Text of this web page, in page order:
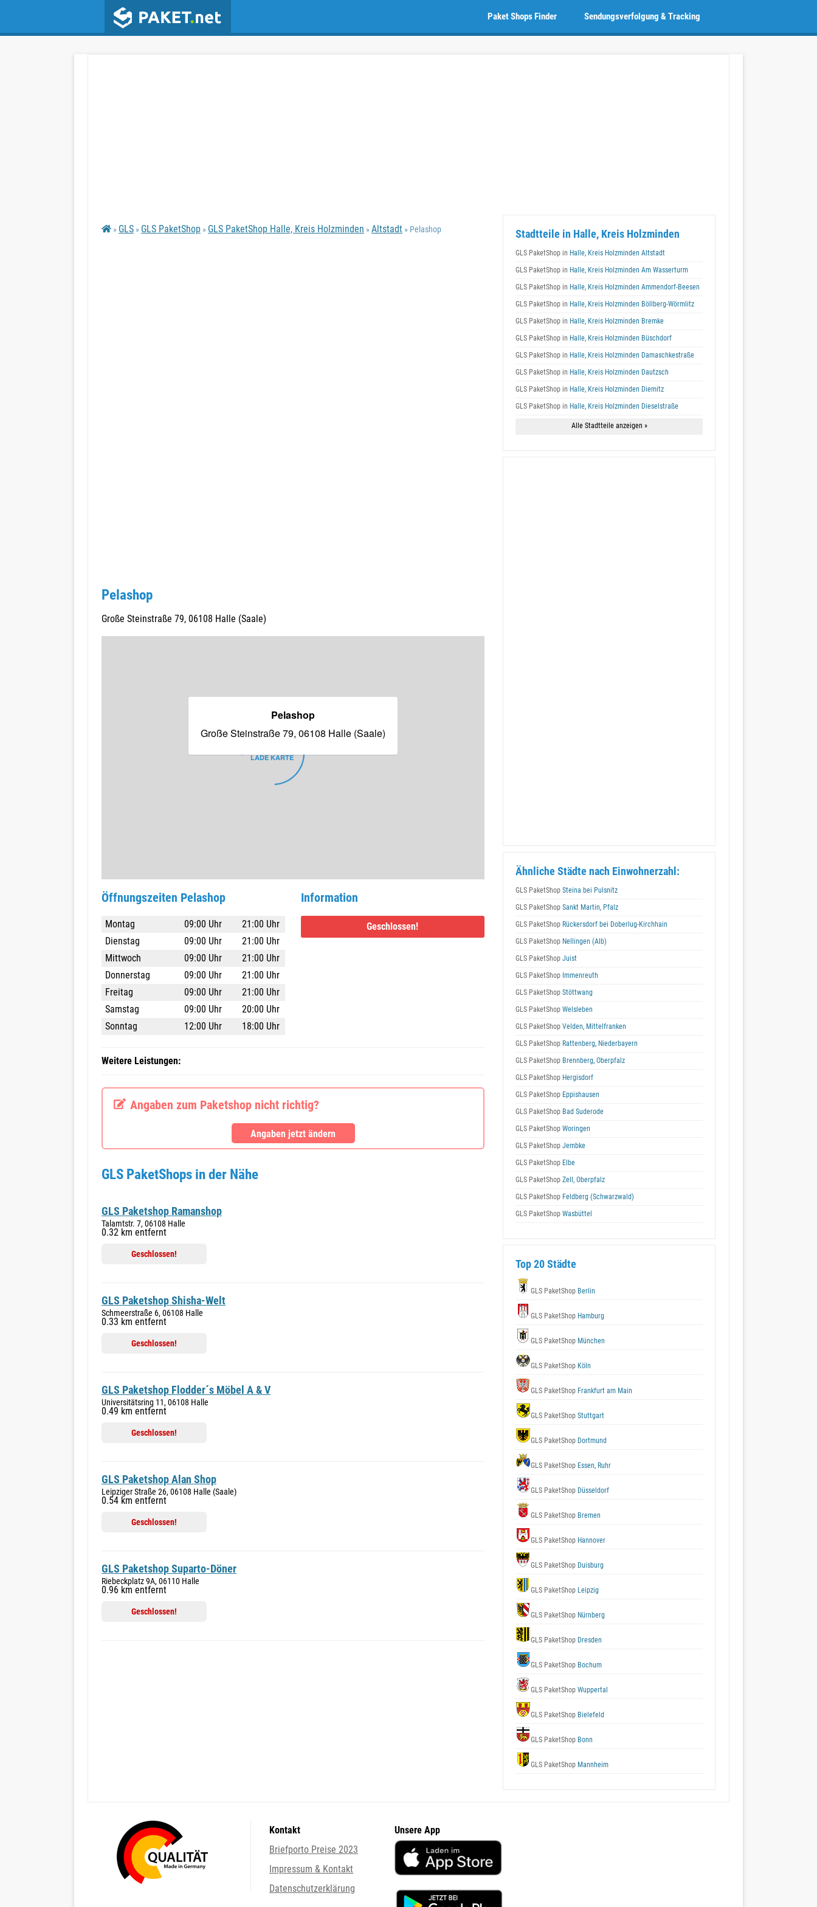
Sendungsverfolgung & Tracking
Paket Shops Finder
» GLS » GLS PaketShop » GLS PaketShop Halle, Kreis Holzminden »Altstadt » Pelashop
Pelashop
Große Steinstraße 79, 06108 Halle (Saale)
LADE KARTE
Pelashop
Große Steinstraße 79, 06108 Halle (Saale)
Öffnungszeiten Pelashop
Montag 09:00 Uhr
21:00 Uhr
Dienstag
09:00 Uhr
21:00 Uhr
Mittwoch
09:00 Uhr
21:00 Uhr
Donnerstag
09:00 Uhr
21:00 Uhr
Freitag
09:00 Uhr
21:00 Uhr
Samstag
09:00 Uhr
20:00 Uhr
Sonntag
12:00 Uhr 18:00 Uhr
Information
Geschlossen!
Weitere Leistungen:
Angaben zum Paketshop nicht richtig?
Angaben jetzt ändern
GLS PaketShops in der Nähe
GLS Paketshop Ramanshop
Talamtstr. 7, 06108 Halle
0.32 km entfernt
Geschlossen!
GLS Paketshop Shisha-Welt
Schmeerstraße 6, 06108 Halle
0.33 km entfernt
Geschlossen!
GLS Paketshop Flodder´s Möbel A & V
Universitätsring 11, 06108 Halle
0.49 km entfernt
Geschlossen!
GLS Paketshop Alan Shop
Leipziger Straße 26, 06108 Halle (Saale)
0.54 km entfernt
Geschlossen!
GLS Paketshop Suparto-Döner
Riebeckplatz 9A, 06110 Halle
0.96 km entfernt
Geschlossen!
Stadtteile in Halle, Kreis Holzminden
GLS PaketShop in Halle, Kreis Holzminden Altstadt
GLS PaketShop in Halle, Kreis Holzminden Am Wasserturm
GLS PaketShop in Halle, Kreis Holzminden Ammendorf-Beesen
GLS PaketShop in Halle, Kreis Holzminden Böllberg-Wörmlitz
GLS PaketShop in Halle, Kreis Holzminden Bremke
GLS PaketShop in Halle, Kreis Holzminden Büschdorf
GLS PaketShop in Halle, Kreis Holzminden Damaschkestraße
GLS PaketShop in Halle, Kreis Holzminden Dautzsch
GLS PaketShop in Halle, Kreis Holzminden Diemitz
GLS PaketShop in Halle, Kreis Holzminden Dieselstraße
Alle Stadtteile anzeigen »
Ähnliche Städte nach Einwohnerzahl:
GLS PaketShop Steina bei Pulsnitz
GLS PaketShop Sankt Martin, Pfalz
GLS PaketShop Rückersdorf bei Doberlug-Kirchhain
GLS PaketShop Nellingen (Alb)
GLS PaketShop Juist
GLS PaketShop Immenreuth
GLS PaketShop Stöttwang
GLS PaketShop Welsleben
GLS PaketShop Velden, Mittelfranken
GLS PaketShop Rattenberg, Niederbayern
GLS PaketShop Brennberg, Oberpfalz
GLS PaketShop Hergisdorf
GLS PaketShop Eppishausen
GLS PaketShop Bad Suderode
GLS PaketShop Woringen
GLS PaketShop Jembke
GLS PaketShop Elbe
GLS PaketShop Zell, Oberpfalz
GLS PaketShop Feldberg (Schwarzwald)
GLS PaketShop Wasbüttel
Top 20 Städte
GLS PaketShop Berlin
GLS PaketShop Hamburg
GLS PaketShop München
GLS PaketShop Köln
GLS PaketShop Frankfurt am Main
GLS PaketShop Stuttgart
GLS PaketShop Dortmund
GLS PaketShop Essen, Ruhr
GLS PaketShop Düsseldorf
GLS PaketShop Bremen
GLS PaketShop Hannover
GLS PaketShop Duisburg
GLS PaketShop Leipzig
GLS PaketShop Nürnberg
GLS PaketShop Dresden
GLS PaketShop Bochum
GLS PaketShop Wuppertal
GLS PaketShop Bielefeld
GLS PaketShop Bonn
GLS PaketShop Mannheim
Kontakt
Briefporto Preise 2023
Impressum & Kontakt
Datenschutzerklärung
Unsere App